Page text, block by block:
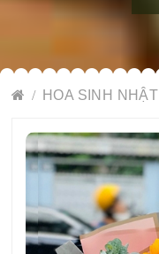
HOA SINH NHẬT